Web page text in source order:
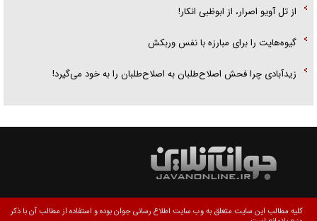
از تل آویو اصرار، از ابوظبی انکار!
گیوه‌هایت را برای مبارزه با نفس وربکش
زیدآبادی چرا فحش اصلاح‌طلبان به اصلاح‌طلبان را به خود می‌گیرد!
کلیه مطالب این سایت متعلق به وب سایت اطلاع رسانی جوان بوده و استفاده از مطالب آن با ذکر